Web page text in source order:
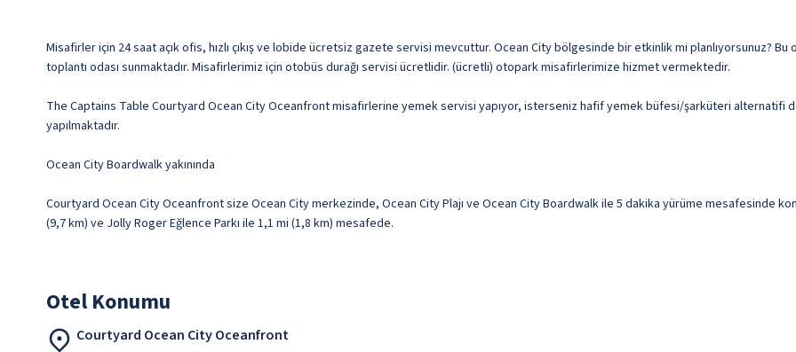
Misafirler için 24 saat açık ofis, hızlı çıkış ve lobide ücretsiz gazete servisi mevcuttur. Ocean City bölgesinde bir etkinlik mi planlıyorsunuz?
toplantı odası sunmaktadır. Misafirlerimiz için otobüs durağı servisi ücretlidir. (ücretli) otopark misafirlerimize hizmet vermektedir.
The Captains Table Courtyard Ocean City Oceanfront misafirlerine yemek servisi yapıyor, isterseniz hafif yemek büfesi/şarküteri alternatifi
yapılmaktadır.
Ocean City Boardwalk yakınında
Courtyard Ocean City Oceanfront size Ocean City merkezinde, Ocean City Plajı ve Ocean City Boardwalk ile 5 dakika yürüme mesafesinde
(9,7 km) ve Jolly Roger Eğlence Parkı ile 1,1 mi (1,8 km) mesafede.
Otel Konumu
Courtyard Ocean City Oceanfront